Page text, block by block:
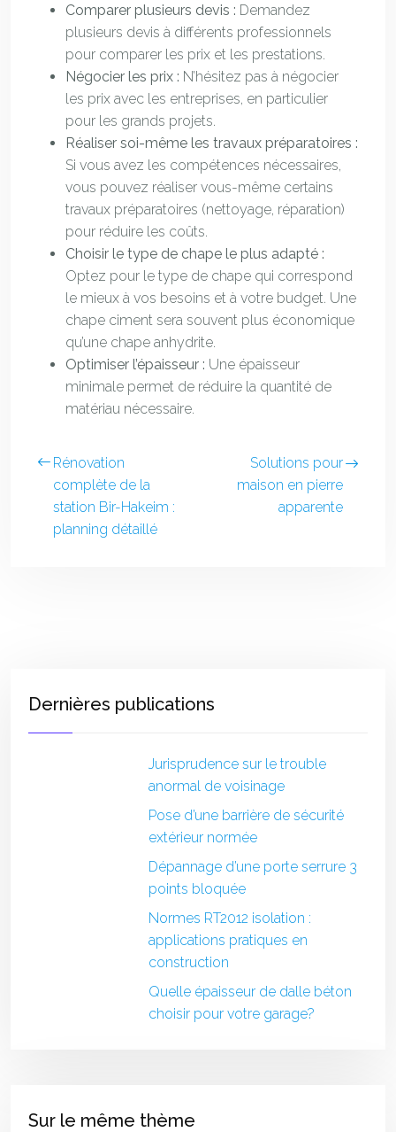
Comparer plusieurs devis : Demandez
plusieurs devis à différents professionnels
pour comparer les prix et les prestations.
Négocier les prix : N’hésitez pas à négocier
les prix avec les entreprises, en particulier
pour les grands projets.
Réaliser soi-même les travaux préparatoires :
Si vous avez les compétences nécessaires,
vous pouvez réaliser vous-même certains
travaux préparatoires (nettoyage, réparation)
pour réduire les coûts.
Choisir le type de chape le plus adapté :
Optez pour le type de chape qui correspond
le mieux à vos besoins et à votre budget. Une
chape ciment sera souvent plus économique
qu’une chape anhydrite.
Optimiser l’épaisseur : Une épaisseur
minimale permet de réduire la quantité de
matériau nécessaire.
Rénovation
complète de la
station Bir-Hakeim :
planning détaillé
Solutions pour
maison en pierre
apparente
Dernières publications
Jurisprudence sur le trouble
anormal de voisinage
Pose d’une barrière de sécurité
extérieur normée
Dépannage d’une porte serrure 3
points bloquée
Normes RT2012 isolation :
applications pratiques en
construction
Quelle épaisseur de dalle béton
choisir pour votre garage?
Sur le même thème